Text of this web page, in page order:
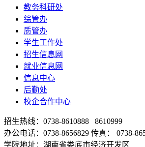
教务科研处
综管办
质管办
学生工作处
招生信息网
就业信息网
信息中心
后勤处
校企合作中心
招生热线：0738-8610888 8610999
办公电话：0738-8656829 传真： 0738-
学院地址：湖南省娄底市经济开发区